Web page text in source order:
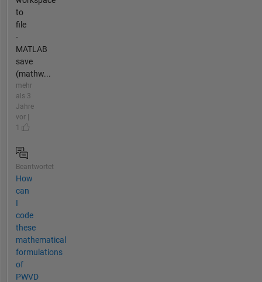
to
file
-
MATLAB
save
(mathw...
mehr
als 3
Jahre
vor |
1
Beantwortet
How
can
I
code
these
mathematical
formulations
of
PWVD